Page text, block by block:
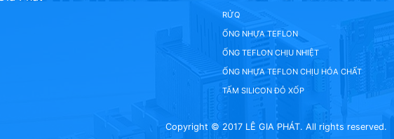
RỬQ
ỐNG NHỰA TEFLON
ỐNG TEFLON CHỊU NHIỆT
ỐNG NHỰA TEFLON CHỊU HÓA CHẤT
TẤM SILICON ĐỎ XỐP
Copyright © 2017 LÊ GIA PHÁT. All rights reserved.